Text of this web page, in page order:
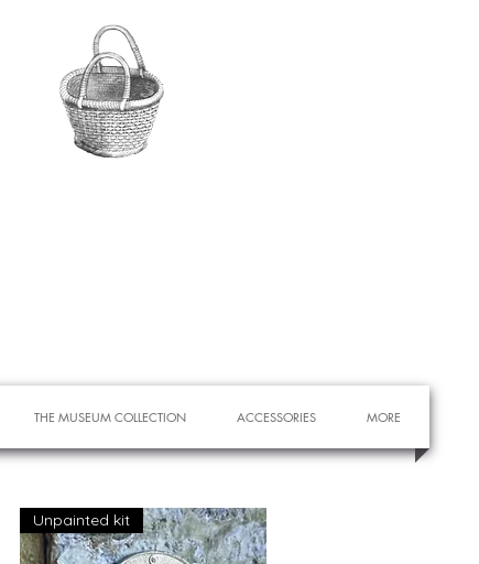
THE MUSEUM COLLECTION ACCESSORIES MORE
Unpainted kit